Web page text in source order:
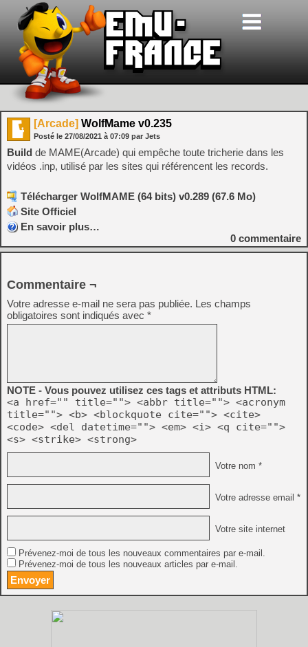
[Arcade] WolfMame v0.235
Posté le 27/08/2021 à 07:09 par Jets
Build de MAME(Arcade) qui empêche toute tricherie dans les
vidéos .inp, utilisé par les sites qui référencent les records.
Télécharger WolfMAME (64 bits) v0.289 (67.6 Mo)
Site Officiel
En savoir plus…
0 commentaire
Commentaire ¬
Votre adresse e-mail ne sera pas publiée. Les champs
obligatoires sont indiqués avec *
NOTE - Vous pouvez utilisez ces tags et attributs HTML:
<a href="" title=""> <abbr title=""> <acronym
title=""> <b> <blockquote cite=""> <cite>
<code> <del datetime=""> <em> <i> <q cite="">
<s> <strike> <strong>
Votre nom *
Votre adresse email *
Votre site internet
Prévenez-moi de tous les nouveaux commentaires par e-mail.
Prévenez-moi de tous les nouveaux articles par e-mail.